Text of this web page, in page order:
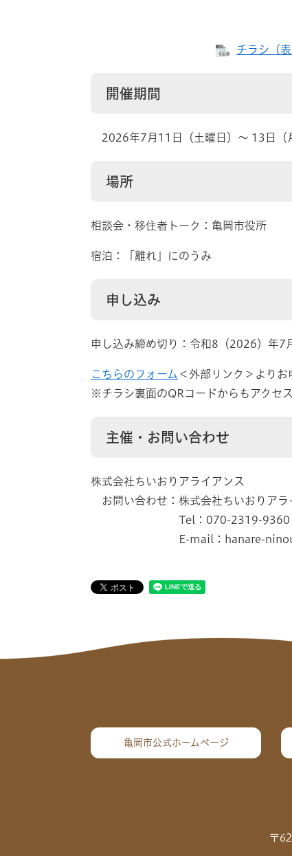
チラシ（
開催期間
2026年7月11日（土曜日）〜 13日（
場所
相談会・移住者トーク：亀岡市役所
宿泊：「離れ」にのうみ
申し込み
申し込み締め切り：令和8（2026）年7
こちらのフォーム ＜外部リンク＞ よりお
※チラシ裏面のQRコードからもアクセス
主催・お問い合わせ
株式会社ちいおりアライアンス
お問い合わせ：株式会社ちいおりアラ
Tel：070-2319-9360（受付
E-mail：hanare-
亀岡市公式ホームページ
〒